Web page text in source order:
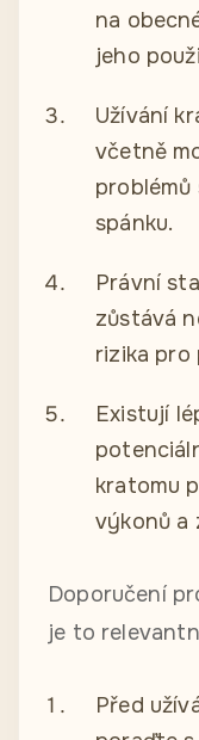
na
jeho
Užívání
včetně
spánku.
Právní
zůstává
rizika pro
Existují
kratomu
výkonů a
Doporučení
je to
Před